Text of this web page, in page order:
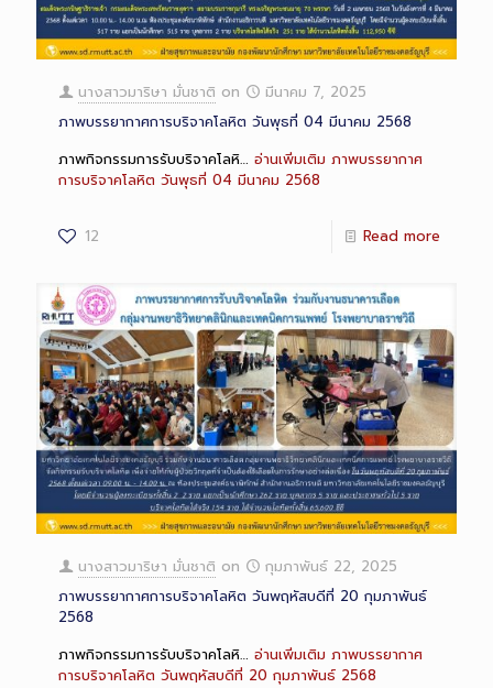
นางสาวมาริษา มั่นชาติ on
มีนาคม 7, 2025
ภาพบรรยากาศการบริจาคโลหิต วันพุธที่ 04 มีนาคม 2568
ภาพกิจกรรมการรับบริจาคโลหิ… อ่านเพิ่มเติม ภาพบรรยากาศ
การบริจาคโลหิต วันพุธที่ 04 มีนาคม 2568
12 Read more
นางสาวมาริษา มั่นชาติ on
กุมภาพันธ์ 22, 2025
ภาพบรรยากาศการบริจาคโลหิต วันพฤหัสบดีที่ 20 กุมภาพันธ์
2568
ภาพกิจกรรมการรับบริจาคโลหิ… อ่านเพิ่มเติม ภาพบรรยากาศ
การบริจาคโลหิต วันพฤหัสบดีที่ 20 กุมภาพันธ์ 2568